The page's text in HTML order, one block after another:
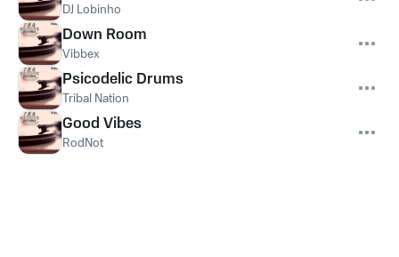
DJ Lobinho
Down Room
Vibbex
Psicodelic Drums
Tribal Nation
Good Vibes
RodNot